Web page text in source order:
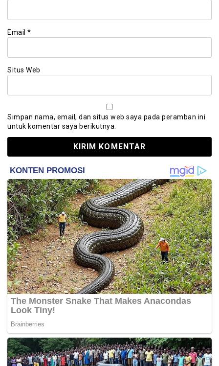
Email *
Situs Web
Simpan nama, email, dan situs web saya pada peramban ini
untuk komentar saya berikutnya.